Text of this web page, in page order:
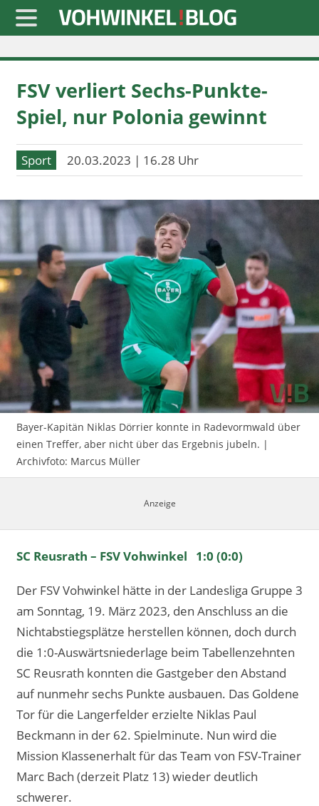
Startseite
» Blaulicht
» Freizeit
» Notizen
» Politik
» Sport
» Wirtschaft
Werbung
Datenschutz
Impressum
FSV verliert Sechs-Punkte-
Spiel, nur Polonia gewinnt
Sport 20.03.2023 | 16.28 Uhr
Bayer-Kapitän Niklas Dörrier konnte in Radevormwald über
einen Treffer, aber nicht über das Ergebnis jubeln. |
Archivfoto: Marcus Müller
SC Reusrath – FSV Vohwinkel 1:0 (0:0)
Der FSV Vohwinkel hätte in der Landesliga Gruppe 3
am Sonntag, 19. März 2023, den Anschluss an die
Nichtabstiegsplätze herstellen können, doch durch
die 1:0-Auswärtsniederlage beim Tabellenzehnten
SC Reusrath konnten die Gastgeber den Abstand
auf nunmehr sechs Punkte ausbauen. Das Goldene
Tor für die Langerfelder erzielte Niklas Paul
Beckmann in der 62. Spielminute. Nun wird die
Mission Klassenerhalt für das Team von FSV-Trainer
Marc Bach (derzeit Platz 13) wieder deutlich
schwerer.